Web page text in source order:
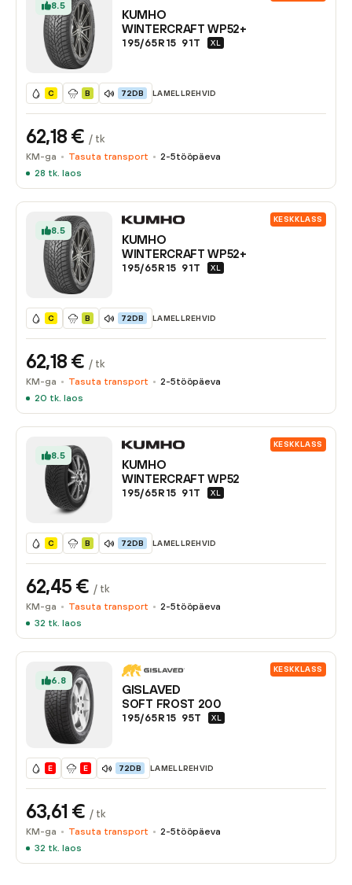
8.5
KUMHO
WINTERCRAFT WP52+
195/65R15 91T XL
C B 72DB LAMELLREHVID
62,18 € / tk
KM-ga Tasuta transport 2-5tööpäeva
28 tk. laos
8.5
KESKKLASS
KUMHO
WINTERCRAFT WP52+
195/65R15 91T XL
C B 72DB LAMELLREHVID
62,18 € / tk
KM-ga Tasuta transport 2-5tööpäeva
20 tk. laos
8.5
KESKKLASS
KUMHO
WINTERCRAFT WP52
195/65R15 91T XL
C B 72DB LAMELLREHVID
62,45 € / tk
KM-ga Tasuta transport 2-5tööpäeva
32 tk. laos
6.8
KESKKLASS
GISLAVED
SOFT FROST 200
195/65R15 95T XL
E E 72DB LAMELLREHVID
63,61 € / tk
KM-ga Tasuta transport 2-5tööpäeva
32 tk. laos